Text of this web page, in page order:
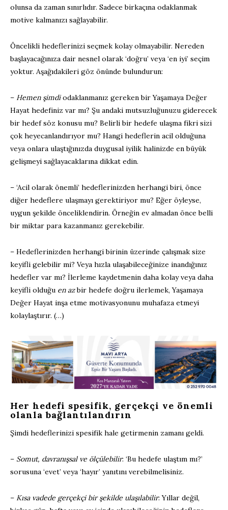
olunsa da zaman sınırlıdır. Sadece birkaçına odaklanmak
motive kalmanızı sağlayabilir.
Öncelikli hedeflerinizi seçmek kolay olmayabilir. Nereden
başlayacağınıza dair nesnel olarak ‘doğru’ veya ‘en iyi’ seçim
yoktur. Aşağıdakileri göz önünde bulundurun:
– Hemen şimdiodaklanmanız gereken bir Yaşamaya Değer
Hayat hedefiniz var mı? Şu andaki mutsuzluğunuzu giderecek
bir hedef söz konusu mu? Belirli bir hedefe ulaşma fikri sizi
çok heyecanlandırıyor mu? Hangi hedeflerin acil olduğuna
veya onlara ulaştığınızda duygusal iyilik halinizde en büyük
gelişmeyi sağlayacaklarına dikkat edin.
– ‘Acil olarak önemli’ hedeflerinizden herhangi biri, önce
diğer hedeflere ulaşmayı gerektiriyor mu? Eğer öyleyse,
uygun şekilde önceliklendirin. Örneğin ev almadan önce belli
bir miktar para kazanmanız gerekebilir.
– Hedeflerinizden herhangi birinin üzerinde çalışmak size
keyifli gelebilir mi? Veya hızla ulaşabileceğinize inandığınız
hedefler var mı? İlerleme kaydetmenin daha kolay veya daha
keyifli olduğu en azbir hedefe doğru ilerlemek, Yaşamaya
Değer Hayat inşa etme motivasyonunu muhafaza etmeyi
kolaylaştırır. (…)
Her hedefi spesifik, gerçekçi ve önemli
olanla bağlantılandırın
Şimdi hedeflerinizi spesifik hale getirmenin zamanı geldi.
– Somut, davranışsal ve ölçülebilir: ‘Bu hedefe ulaştım mı?’
sorusuna ‘evet’ veya ‘hayır’ yanıtını verebilmelisiniz.
– Kısa vadede gerçekçi bir şekilde ulaşılabilir: Yıllar değil,